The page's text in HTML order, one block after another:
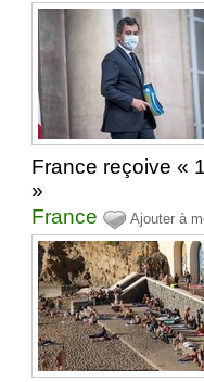
France reçoive «
»
France
Ajouter à